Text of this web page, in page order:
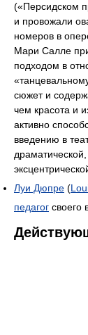
(«Персидском
и провожали
номеров в
Мари Салле
подходом в
сюжет и
чем красота и
активно
введению в
Луи Дюпре (
педагог своего